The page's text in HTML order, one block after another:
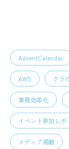
AdventCalendar
AWS クラ
業務効率化
イベント参加レポ
メディア掲載